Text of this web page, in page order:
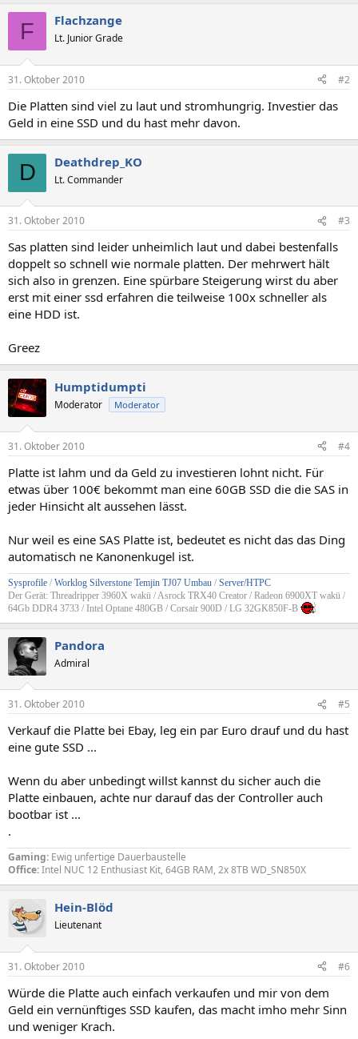
F Flachzange
Lt. Junior Grade
31. Oktober 2010 #2
Die Platten sind viel zu laut und stromhungrig. Investier das
Geld in eine SSD und du hast mehr davon.
D Deathdrep_KO
Lt. Commander
31. Oktober 2010 #3
Sas platten sind leider unheimlich laut und dabei bestenfalls
doppelt so schnell wie normale platten. Der mehrwert hält
sich also in grenzen. Eine spürbare Steigerung wirst du aber
erst mit einer ssd erfahren die teilweise 100x schneller als
eine HDD ist.
Greez
Humptidumpti
Moderator Moderator
31. Oktober 2010 #4
Platte ist lahm und da Geld zu investieren lohnt nicht. Für
etwas über 100€ bekommt man eine 60GB SSD die die SAS in
jeder Hinsicht alt aussehen lässt.
Nur weil es eine SAS Platte ist, bedeutet es nicht das das Ding
automatisch ne Kanonenkugel ist.
Sysprofile / Worklog Silverstone Temjin TJ07 Umbau / Server/HTPC
Der Gerät: Threadripper 3960X wakü / Asrock TRX40 Creator / Radeon 6900XT wakü /
64Gb DDR4 3733 / Intel Optane 480GB / Corsair 900D / LG 32GK850F-B
Pandora
Admiral
31. Oktober 2010 #5
Verkauf die Platte bei Ebay, leg ein par Euro drauf und du hast
eine gute SSD ...
Wenn du aber unbedingt willst kannst du sicher auch die
Platte einbauen, achte nur darauf das der Controller auch
bootbar ist ...
.
Gaming: Ewig unfertige Dauerbaustelle
Office:Intel NUC 12 Enthusiast Kit, 64GB RAM, 2x 8TB WD_SN850X
Hein-Blöd
Lieutenant
31. Oktober 2010 #6
Würde die Platte auch einfach verkaufen und mir von dem
Geld ein vernünftiges SSD kaufen, das macht imho mehr Sinn
und weniger Krach.